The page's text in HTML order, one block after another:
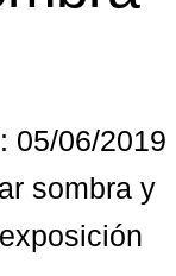
05/06/2019
sombra y